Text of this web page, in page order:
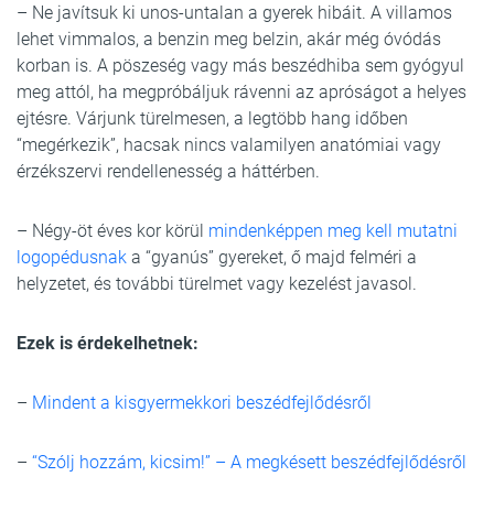
– Ne javítsuk ki unos-untalan a gyerek hibáit. A villamos
lehet vimmalos, a benzin meg belzin, akár még óvódás
korban is. A pöszeség vagy más beszédhiba sem gyógyul
meg attól, ha megpróbáljuk rávenni az apróságot a helyes
ejtésre. Várjunk türelmesen, a legtöbb hang időben
“megérkezik”, hacsak nincs valamilyen anatómiai vagy
érzékszervi rendellenesség a háttérben.
– Négy-öt éves kor körül mindenképpen meg kell mutatni
logopédusnak a “gyanús” gyereket, ő majd felméri a
helyzetet, és további türelmet vagy kezelést javasol.
Ezek is érdekelhetnek:
– Mindent a kisgyermekkori beszédfejlődésről
– “Szólj hozzám, kicsim!” – A megkésett beszédfejlődésről